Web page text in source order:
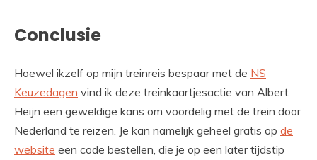
Conclusie
Hoewel ikzelf op mijn treinreis bespaar met de NS
Keuzedagen vind ik deze treinkaartjesactie van Albert
Heijn een geweldige kans om voordelig met de trein door
Nederland te reizen. Je kan namelijk geheel gratis op de
website een code bestellen, die je op een later tijdstip